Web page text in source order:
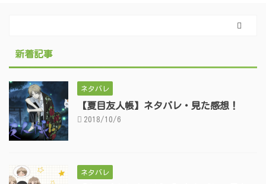
新着記事
ネタバレ
【夏目友人帳】ネタバレ・見た感想！
2018/10/6
ネタバレ